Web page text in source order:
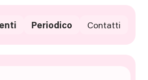
Periodico Contatti